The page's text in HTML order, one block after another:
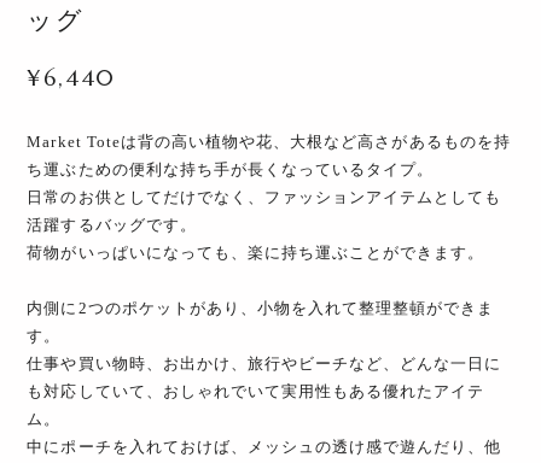
ッグ
¥6,440
Market Toteは背の高い植物や花、大根など高さがあるものを持
ち運ぶための便利な持ち手が長くなっているタイプ。
日常のお供としてだけでなく、ファッションアイテムとしても
活躍するバッグです。
荷物がいっぱいになっても、楽に持ち運ぶことができます。
内側に2つのポケットがあり、小物を入れて整理整頓ができま
す。
仕事や買い物時、お出かけ、旅行やビーチなど、どんな一日に
も対応していて、おしゃれでいて実用性もある優れたアイテ
ム。
中にポーチを入れておけば、メッシュの透け感で遊んだり、他